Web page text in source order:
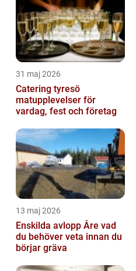
31 maj 2026
Catering tyresö
matupplevelser för
vardag, fest och företag
13 maj 2026
Enskilda avlopp Åre vad
du behöver veta innan du
börjar gräva